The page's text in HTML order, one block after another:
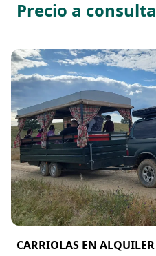
Precio a
CARRIOLAS EN